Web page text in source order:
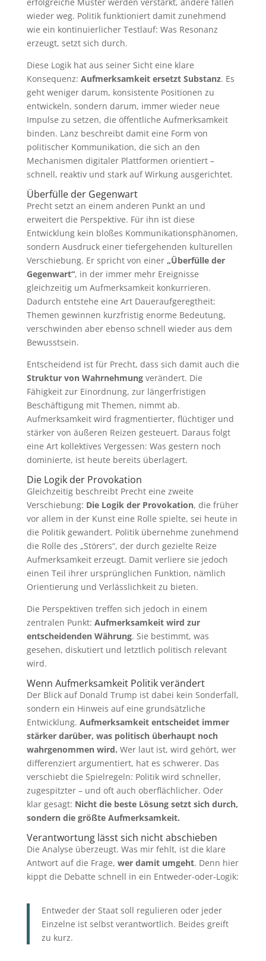
wieder weg. Politik funktioniert damit zunehmend
wie ein kontinuierlicher Testlauf: Was Resonanz
erzeugt, setzt sich durch.
Diese Logik hat aus seiner Sicht eine klare
Konsequenz: Aufmerksamkeit ersetzt Substanz. Es
geht weniger darum, konsistente Positionen zu
entwickeln, sondern darum, immer wieder neue
Impulse zu setzen, die öffentliche Aufmerksamkeit
binden. Lanz beschreibt damit eine Form von
politischer Kommunikation, die sich an den
Mechanismen digitaler Plattformen orientiert –
schnell, reaktiv und stark auf Wirkung ausgerichtet.
Überfülle der Gegenwart
Precht setzt an einem anderen Punkt an und
erweitert die Perspektive. Für ihn ist diese
Entwicklung kein bloßes Kommunikationsphänomen,
sondern Ausdruck einer tiefergehenden kulturellen
Verschiebung. Er spricht von einer „Überfülle der
Gegenwart“, in der immer mehr Ereignisse
gleichzeitig um Aufmerksamkeit konkurrieren.
Dadurch entstehe eine Art Daueraufgeregtheit:
Themen gewinnen kurzfristig enorme Bedeutung,
verschwinden aber ebenso schnell wieder aus dem
Bewusstsein.
Entscheidend ist für Precht, dass sich damit auch die
Struktur von Wahrnehmungverändert. Die
Fähigkeit zur Einordnung, zur längerfristigen
Beschäftigung mit Themen, nimmt ab.
Aufmerksamkeit wird fragmentierter, flüchtiger und
stärker von äußeren Reizen gesteuert. Daraus folgt
eine Art kollektives Vergessen: Was gestern noch
dominierte, ist heute bereits überlagert.
Die Logik der Provokation
Gleichzeitig beschreibt Precht eine zweite
Verschiebung: Die Logik der Provokation, die früher
vor allem in der Kunst eine Rolle spielte, sei heute in
die Politik gewandert. Politik übernehme zunehmend
die Rolle des „Störers“, der durch gezielte Reize
Aufmerksamkeit erzeugt. Damit verliere sie jedoch
einen Teil ihrer ursprünglichen Funktion, nämlich
Orientierung und Verlässlichkeit zu bieten.
Die Perspektiven treffen sich jedoch in einem
zentralen Punkt: Aufmerksamkeit wird zur
entscheidenden Währung. Sie bestimmt, was
gesehen, diskutiert und letztlich politisch relevant
wird.
Wenn Aufmerksamkeit Politik verändert
Der Blick auf Donald Trump ist dabei kein Sonderfall,
sondern ein Hinweis auf eine grundsätzliche
Entwicklung. Aufmerksamkeit entscheidet immer
stärker darüber, was politisch überhaupt noch
wahrgenommen wird. Wer laut ist, wird gehört, wer
differenziert argumentiert, hat es schwerer. Das
verschiebt die Spielregeln: Politik wird schneller,
zugespitzter – und oft auch oberflächlicher. Oder
klar gesagt: Nicht die beste Lösung setzt sich durch,
sondern die größte Aufmerksamkeit.
Verantwortung lässt sich nicht abschieben
Die Analyse überzeugt. Was mir fehlt, ist die klare
Antwort auf die Frage, wer damit umgeht. Denn hier
kippt die Debatte schnell in ein Entweder-oder-Logik:
Entweder der Staat soll regulieren oder jeder
Einzelne ist selbst verantwortlich. Beides greift
zu kurz.